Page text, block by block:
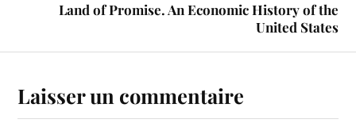
Land of Promise. An Economic History of the
United States
Laisser un commentaire